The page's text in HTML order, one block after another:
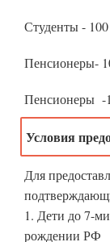
Студенты -
Пенсионеры-
Пенсионеры -
Условия
Для
1. Дети до 7-
рождении РФ